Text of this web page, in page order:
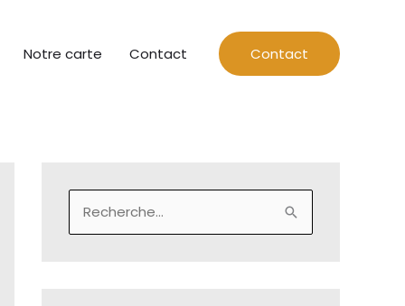
Notre carte Contact Contact
e